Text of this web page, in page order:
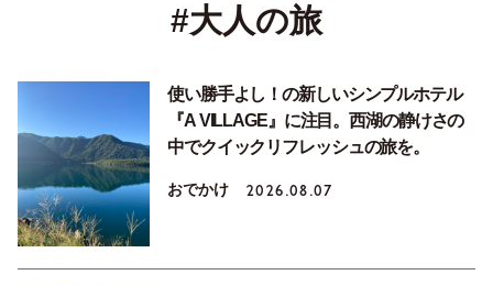
#大人の旅
使い勝手よし！の新しいシンプルホテル
『A VILLAGE』に注目。西湖の静けさの
中でクイックリフレッシュの旅を。
おでかけ 2026.08.07